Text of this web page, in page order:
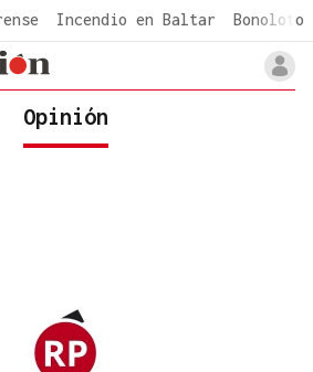
Incendio en Baltar Bonoloto
Opinión